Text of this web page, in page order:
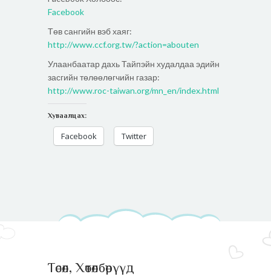
Facebook
Төв сангийн вэб хаяг:
http://www.ccf.org.tw/?action=abouten
Улаанбаатар дахь Тайпэйн худалдаа эдийн
засгийн төлөөлөгчийн газар:
http://www.roc-taiwan.org/mn_en/index.html
Хуваалцах:
Facebook Twitter
Төсөл, Хөтөлбөрүүд